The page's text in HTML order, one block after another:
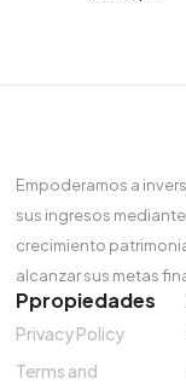
Empoderamos a
sus ingresos
crecimiento
alcanzar sus metas
Ppropiedades
Privacy Policy
Terms and